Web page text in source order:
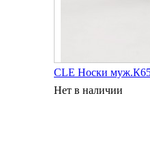
CLE Носки
Нет в наличии